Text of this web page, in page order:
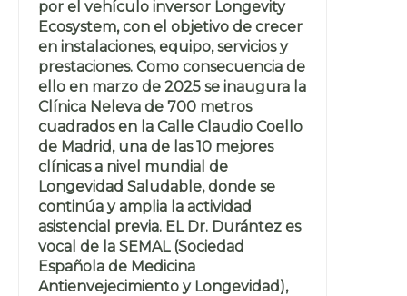
por el vehículo inversor Longevity
Ecosystem, con el objetivo de crecer
en instalaciones, equipo, servicios y
prestaciones. Como consecuencia de
ello en marzo de 2025 se inaugura la
Clínica Neleva de 700 metros
cuadrados en la Calle Claudio Coello
de Madrid, una de las 10 mejores
clínicas a nivel mundial de
Longevidad Saludable, donde se
continúa y amplia la actividad
asistencial previa. EL Dr. Durántez es
vocal de la SEMAL (Sociedad
Española de Medicina
Antienvejecimiento y Longevidad),